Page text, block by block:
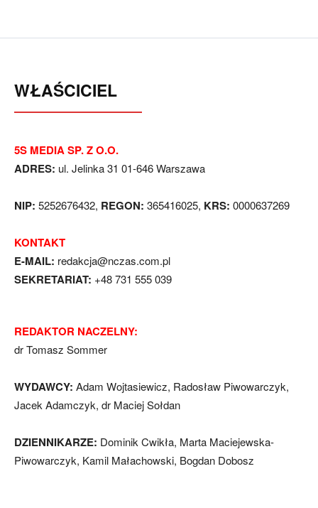
WŁAŚCICIEL
5S MEDIA SP. Z O.O.
ADRES: ul. Jelinka 31 01-646 Warszawa
NIP: 5252676432, REGON: 365416025, KRS: 0000637269
KONTAKT
E-MAIL: redakcja@nczas.com.pl
SEKRETARIAT: +48 731 555 039
REDAKTOR NACZELNY:
dr Tomasz Sommer
WYDAWCY: Adam Wojtasiewicz, Radosław Piwowarczyk,
Jacek Adamczyk, dr Maciej Sołdan
DZIENNIKARZE: Dominik Cwikła, Marta Maciejewska-
Piwowarczyk, Kamil Małachowski, Bogdan Dobosz